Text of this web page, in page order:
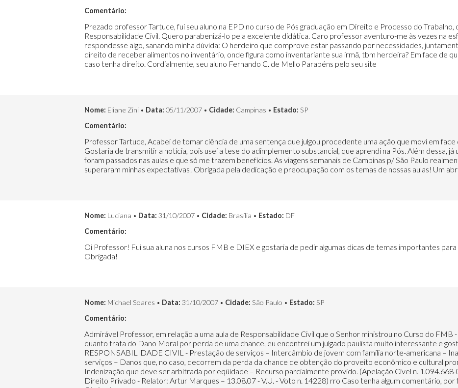
Comentário:
Prezado professor Tartuce, fui seu aluno na EPD no curso de Pós graduação em Direito e Processo do Trabalho,
Responsabilidade Civil. Quero parabenizá-lo pela excelente didática. Caro professor aventuro-me às vezes na
respondesse algo, sanando minha dúvida: O herdeiro que comprove estar passando por necessidades,
direito de receber alimentos no inventário, onde figura como inventariante sua irmã, tbm herdeira? Em face de
caso tenha direito. Cordialmente, seu aluno Fernando C. de Mello Parabéns pelo seu site
Nome: Eliane Zini • Data: 05/11/2007 • Cidade: Campinas • Estado: SP
Comentário:
Professor Tartuce, Acabei de tomar ciência de uma sentença que julgou procedente uma ação que movi em face
Gostaria de transmitir a notícia, pois usei a tese do adimplemento substancial, que aprendi na Pós. Além dessa,
foram passados nas aulas e que só me trazem benefícios. As viagens semanais de Campinas p/ São Paulo
superaram minhas expectativas! Obrigada pela dedicação e preocupação com os temas de nossas aulas! Um
Nome: Luciana • Data: 31/10/2007 • Cidade: Brasília • Estado: DF
Comentário:
Oi Professor! Fui sua aluna nos cursos FMB e DIEX e gostaria de pedir algumas dicas de temas importantes
Obrigada!
Nome: Michael Soares • Data: 31/10/2007 • Cidade: São Paulo • Estado: SP
Comentário:
Admirável Professor, em relação a uma aula de Responsabilidade Civil que o Senhor ministrou no Curso do FMB
quanto trata do Dano Moral por perda de uma chance, eu encontrei um julgado paulista muito interessante e
RESPONSABILIDADE CIVIL - Prestação de serviços – Intercâmbio de jovem com família norte-americana –
serviços – Danos que, no caso, decorrem da perda da chance de obtenção do proveito econômico e cultural
Indenização que deve ser arbitrada por eqüidade – Recurso parcialmente provido. (Apelação Cível n. 1.094.668-
Direito Privado - Relator: Artur Marques – 13.08.07 - V.U. - Voto n. 14228) rro Caso tenha algum comentário, por